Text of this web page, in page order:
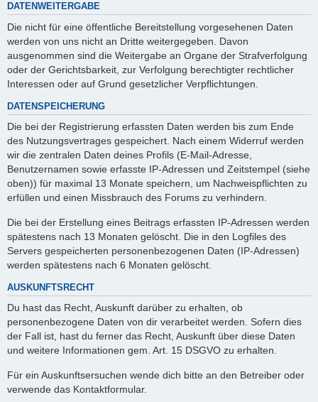
DATENWEITERGABE
Die nicht für eine öffentliche Bereitstellung vorgesehenen Daten
werden von uns nicht an Dritte weitergegeben. Davon
ausgenommen sind die Weitergabe an Organe der Strafverfolgung
oder der Gerichtsbarkeit, zur Verfolgung berechtigter rechtlicher
Interessen oder auf Grund gesetzlicher Verpflichtungen.
DATENSPEICHERUNG
Die bei der Registrierung erfassten Daten werden bis zum Ende
des Nutzungsvertrages gespeichert. Nach einem Widerruf werden
wir die zentralen Daten deines Profils (E-Mail-Adresse,
Benutzernamen sowie erfasste IP-Adressen und Zeitstempel (siehe
oben)) für maximal 13 Monate speichern, um Nachweispflichten zu
erfüllen und einen Missbrauch des Forums zu verhindern.
Die bei der Erstellung eines Beitrags erfassten IP-Adressen werden
spätestens nach 13 Monaten gelöscht. Die in den Logfiles des
Servers gespeicherten personenbezogenen Daten (IP-Adressen)
werden spätestens nach 6 Monaten gelöscht.
AUSKUNFTSRECHT
Du hast das Recht, Auskunft darüber zu erhalten, ob
personenbezogene Daten von dir verarbeitet werden. Sofern dies
der Fall ist, hast du ferner das Recht, Auskunft über diese Daten
und weitere Informationen gem. Art. 15 DSGVO zu erhalten.
Für ein Auskunftsersuchen wende dich bitte an den Betreiber oder
verwende das Kontaktformular.